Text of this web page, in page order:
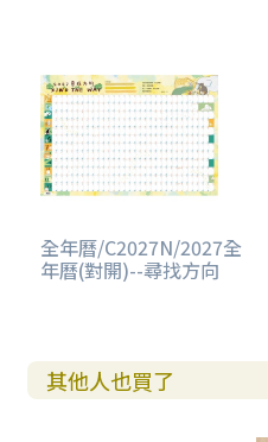
全年曆/C2027N/2027全
年曆(對開)--尋找方向
其他人也買了